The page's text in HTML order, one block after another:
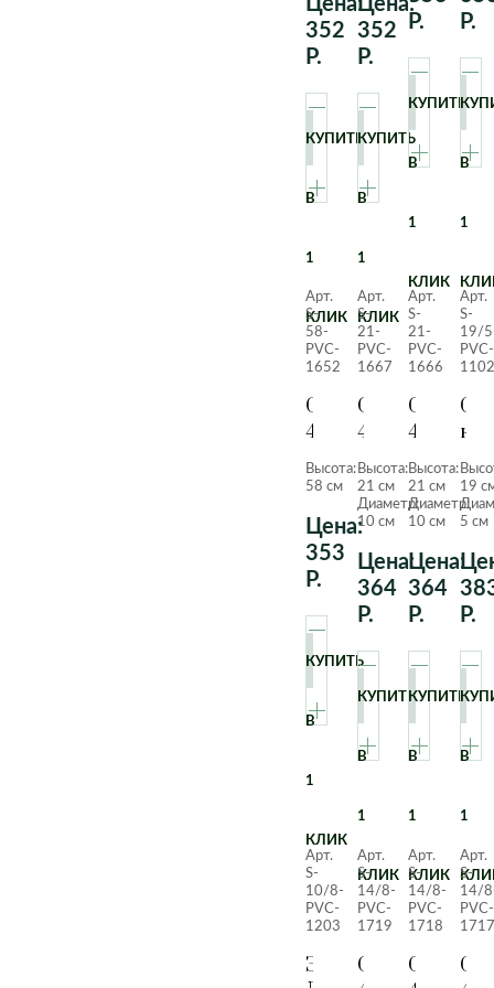
352
Р.
КУПИТЬ
В
1
КЛИК
352
Р.
КУПИТЬ
В
1
КЛИК
Р.
КУПИТЬ
В
1
КЛИК
Р.
В
1
Арт.
S-
58-
PVC-
1652
Суккулент
405
Темно-
зеленый
Высота:
58 см
Цена:
353
Р.
КУПИТЬ
В
1
КЛИК
Арт.
S-
21-
PVC-
1667
Суккулент
412
Красный
Высота:
21 см
Диаметр:
10 см
Цена:
364
Р.
КУПИТЬ
В
1
КЛИК
Арт.
S-
21-
PVC-
1666
412
Зеленый
Высота:
21 см
Диаметр:
10 см
Цена:
364
Р.
КУПИТЬ
В
1
КЛИК
Арт.
S-
19/
PVC-
1102
19
5 см
Р.
В
1
Арт.
S-
10/8-
PVC-
1203
Эхеверия
Арт.
S-
14/8-
PVC-
1719
Суккулент
Арт.
S-
14/8-
PVC-
1718
Арт.
S-
14/
PVC-
1717